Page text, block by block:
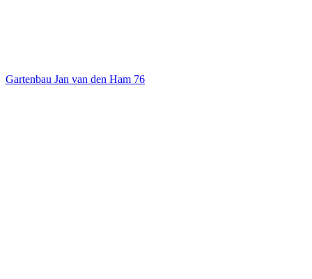
Gartenbau Jan van den Ham 76